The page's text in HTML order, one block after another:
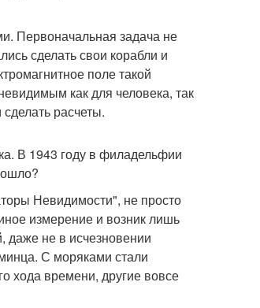
Первоначальная задача не
сделать свои корабли и
поле такой
как для человека, так
расчеты.
В 1943 году в филадельфии
Невидимости", не просто
измерение и возник лишь
даже не в исчезновении
С моряками стали
хода времени, другие вовсе